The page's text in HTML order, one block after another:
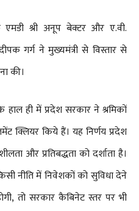
श्री अनूप बेक्टर और ए.वी.
गर्ग ने मुख्यमंत्री से विस्तार से
की।
ही में प्रदेश सरकार ने श्रमिकों
किये हैं। यह निर्णय प्रदेश
और प्रतिबद्धता को दर्शाता है।
नीति में निवेशकों को सुविधा देने
तो सरकार कैबिनेट स्तर पर भी